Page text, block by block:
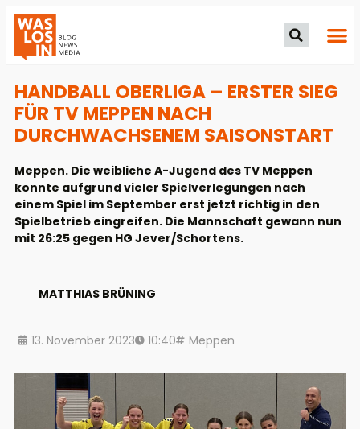
HANDBALL OBERLIGA – ERSTER SIEG
FÜR TV MEPPEN NACH
DURCHWACHSENEM SAISONSTART
Meppen. Die weibliche A-Jugend des TV Meppen
konnte aufgrund vieler Spielverlegungen nach
einem Spiel im September erst jetzt richtig in den
Spielbetrieb eingreifen. Die Mannschaft gewann nun
mit 26:25 gegen HG Jever/Schortens.
MATTHIAS BRÜNING
13. November 2023 10:40 Meppen